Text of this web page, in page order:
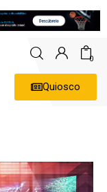
0
Quiosco